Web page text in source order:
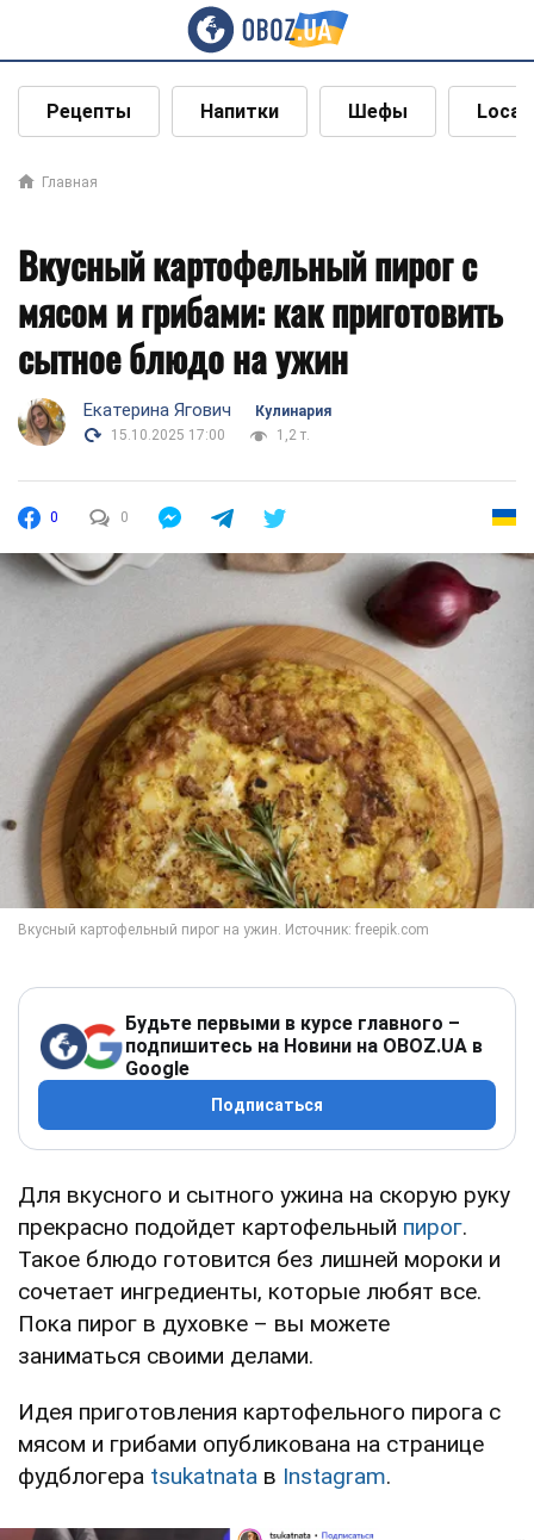
Рецепты Напитки Шефы Local
Главная
Вкусный картофельный пирог с
мясом и грибами: как приготовить
сытное блюдо на ужин
Екатерина Ягович
Кулинария
15.10.2025 17:00
1,2 т.
0 0
Будьте первыми в курсе главного –
подпишитесь на Новини на OBOZ.UA в
Google
Подписаться
Для вкусного и сытного ужина на скорую руку
прекрасно подойдет картофельный пирог.
Такое блюдо готовится без лишней мороки и
сочетает ингредиенты, которые любят все.
Пока пирог в духовке – вы можете
заниматься своими делами.
Идея приготовления картофельного пирога с
мясом и грибами опубликована на странице
фудблогера tsukatnata в Instagram.